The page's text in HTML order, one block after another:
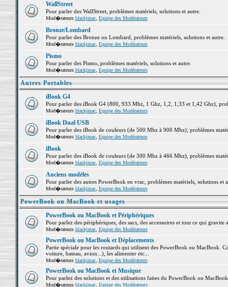
WallStreet
Pour parler des WallStreet, problèmes matériels, solutions et autre.
Mod�rateurs blackjmac, Equipe des Modérateurs
Bronze/Lombard
Pour parler des Bronze ou Lombard, problèmes matériels, solutions et autre.
Mod�rateurs blackjmac, Equipe des Modérateurs
Pismo
Pour parler des Pismo, problèmes matériels, solutions et autre.
Mod�rateurs blackjmac, Equipe des Modérateurs
Autres Portables
iBook G4
Pour parler des iBook G4 (800, 933 Mhz, 1 Ghz, 1,2, 1,33 et 1,42 Ghz),
Mod�rateurs blackjmac, Equipe des Modérateurs
iBook Dual USB
Pour parler des iBook de couleurs (de 500 Mhz à 900 Mhz), problèmes
Mod�rateurs blackjmac, Equipe des Modérateurs
iBook
Pour parler des iBook de couleurs (de 300 Mhz à 466 Mhz), problèmes
Mod�rateurs blackjmac, Equipe des Modérateurs
Anciens modèles
Pour parler des autres PowerBook en vrac, problèmes matériels, solutions et
Mod�rateurs blackjmac, Equipe des Modérateurs
PowerBook ou MacBook et usages
PowerBook ou MacBook et Périphériques
Pour parlez des périphériques, des sacs, des accessoires et tout ce qui
Mod�rateurs blackjmac, Equipe des Modérateurs
PowerBook ou MacBook et Déplacements
Partie spéciale pour les routards qui utilisent des PowerBook ou MacBook.
voiture, bateau, avion...), les alimenter etc...
Mod�rateurs blackjmac, Equipe des Modérateurs
PowerBook ou MacBook et Musique
Pour parlez des solutions et des utilisations faites du PowerBook ou
Mod�rateurs blackjmac, Equipe des Modérateurs